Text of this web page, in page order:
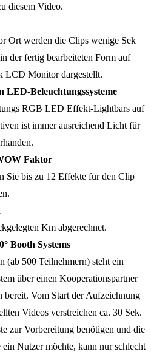
diesem Video.
Ort werden die Clips wenige Sek
der fertig bearbeiteten Form auf
LCD Monitor dargestellt.
LED-Beleuchtungssysteme
RGB LED Effekt-Lightbars auf
ist immer ausreichend Licht für
Faktor
Sie bis zu 12 Effekte für den Clip
Km abgerechnet.
Booth Systems
(ab 500 Teilnehmern) steht ein
über einen Kooperationspartner
Vom Start der Aufzeichnung
Videos verstreichen ca. 30 Sek.
zur Vorbereitung benötigen und die
ein Nutzer möchte, kann nur schlecht